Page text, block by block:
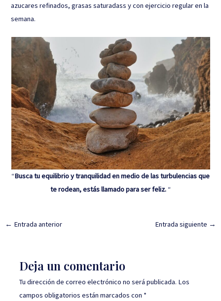
azucares refinados, grasas saturadass y con ejercicio regular en la
semana.
“Busca tu equilibrio y tranquilidad en medio de las turbulencias que
te rodean, estás llamado para ser feliz. “
← Entrada anterior Entrada siguiente →
Deja un comentario
Tu dirección de correo electrónico no será publicada. Los
campos obligatorios están marcados con *